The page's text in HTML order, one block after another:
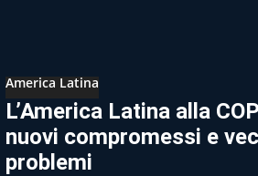
America Latina
L’America Latina alla
nuovi compromessi e
problemi